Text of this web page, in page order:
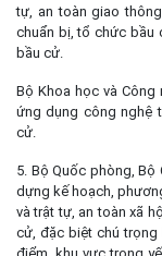
tự, an toàn giao
chuẩn bị, tổ chức bầu
bầu cử.
Bộ Khoa học và
ứng dụng công nghệ
cử.
5. Bộ Quốc phòng, Bộ
dựng kế hoạch,
và trật tự, an toàn xã
cử, đặc biệt chú